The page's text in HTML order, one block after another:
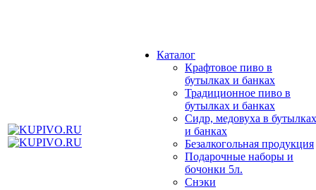
Каталог
Крафтовое пиво в
бутылках и банках
Традиционное пиво в
бутылках и банках
Сидр, медовуха в бутылках
и банках
Безалкогольная продукция
Подарочные наборы и
бочонки 5л.
Снэки